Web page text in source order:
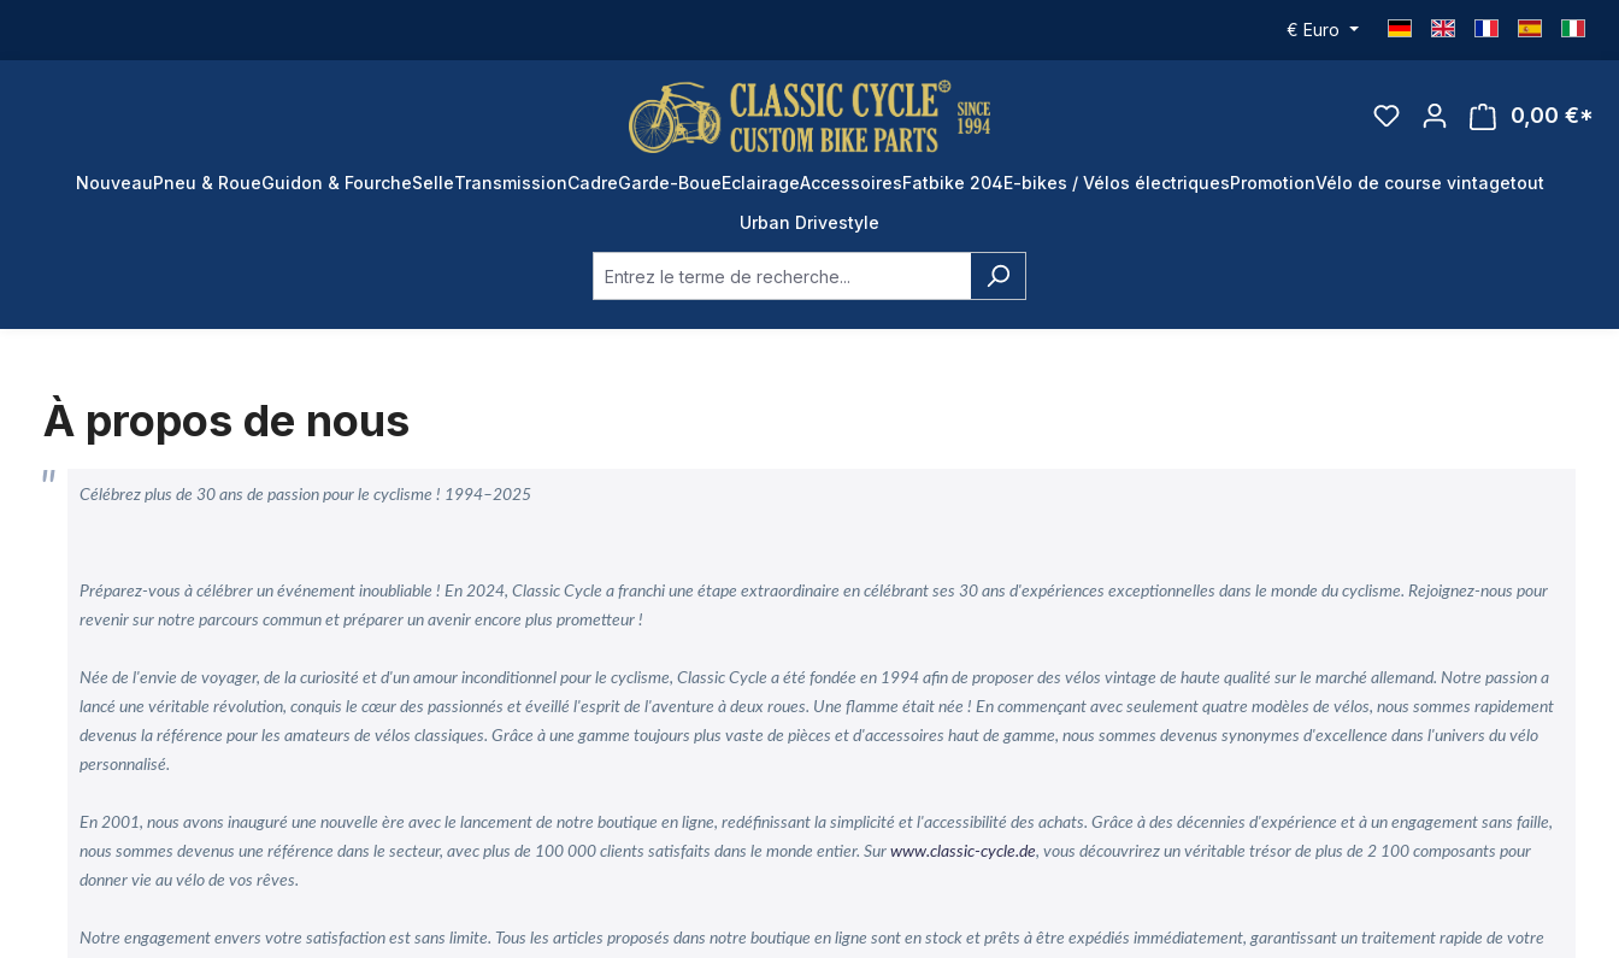
€ Euro
0,00 €*
NouveauPneu & RoueGuidon & FourcheSelleTransmissionCadreGarde-BoueEclairageAccessoiresFatbike 204E-bikes / Vélos électriquesPromotionVélo de course vintagetout
Urban Drivestyle
À propos de nous
Célébrez plus de 30 ans de passion pour le cyclisme ! 1994–2025
Préparez-vous à célébrer un événement inoubliable ! En 2024, Classic Cycle a franchi une étape extraordinaire en célébrant ses 30 ans d'expériences exceptionnelles dans le monde du cyclisme. Rejoignez-nous pour
revenir sur notre parcours commun et préparer un avenir encore plus prometteur !
Née de l'envie de voyager, de la curiosité et d'un amour inconditionnel pour le cyclisme, Classic Cycle a été fondée en 1994 afin de proposer des vélos vintage de haute qualité sur le marché allemand. Notre passion a
lancé une véritable révolution, conquis le cœur des passionnés et éveillé l'esprit de l'aventure à deux roues. Une flamme était née ! En commençant avec seulement quatre modèles de vélos, nous sommes rapidement
devenus la référence pour les amateurs de vélos classiques. Grâce à une gamme toujours plus vaste de pièces et d'accessoires haut de gamme, nous sommes devenus synonymes d'excellence dans l'univers du vélo
personnalisé.
En 2001, nous avons inauguré une nouvelle ère avec le lancement de notre boutique en ligne, redéfinissant la simplicité et l'accessibilité des achats. Grâce à des décennies d'expérience et à un engagement sans faille,
nous sommes devenus une référence dans le secteur, avec plus de 100 000 clients satisfaits dans le monde entier. Sur www.classic-cycle.de, vous découvrirez un véritable trésor de plus de 2 100 composants pour
donner vie au vélo de vos rêves.
Notre engagement envers votre satisfaction est sans limite. Tous les articles proposés dans notre boutique en ligne sont en stock et prêts à être expédiés immédiatement, garantissant un traitement rapide de votre